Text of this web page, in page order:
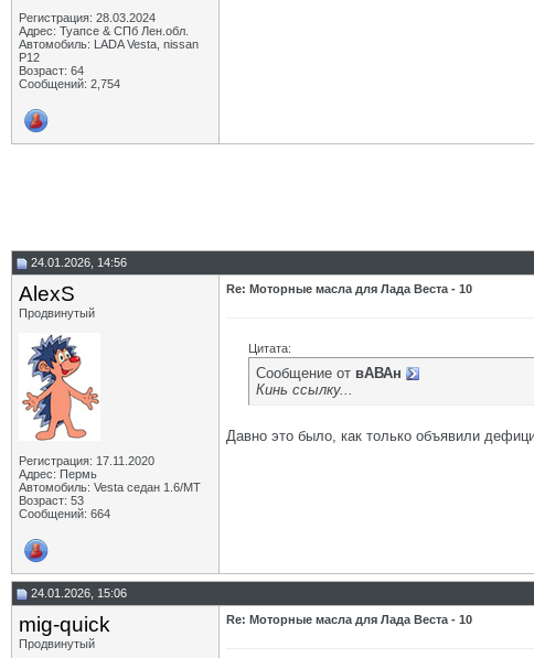
Регистрация: 28.03.2024
Адрес: Туапсе & СПб Лен.обл.
Автомобиль: LADA Vesta, nissan
P12
Возраст: 64
Сообщений: 2,754
24.01.2026, 14:56
AlexS
Продвинутый
Регистрация: 17.11.2020
Адрес: Пермь
Автомобиль: Vesta седан 1.6/МТ
Возраст: 53
Сообщений: 664
Re: Моторные масла для Лада Веста - 10
Цитата:
Сообщение от вАВАн
Кинь ссылку...
Давно это было, как только объявили
24.01.2026, 15:06
mig-quick
Продвинутый
Re: Моторные масла для Лада Веста - 10